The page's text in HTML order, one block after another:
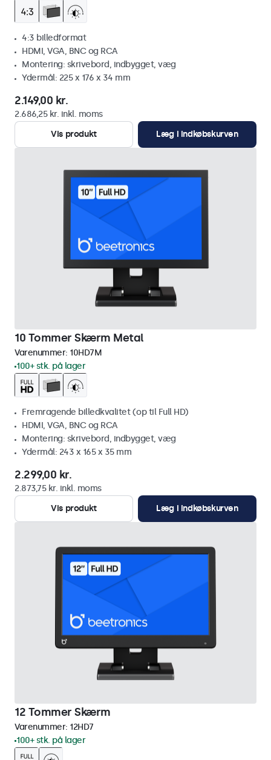
4:3 billedformat
HDMI, VGA, BNC og RCA
Montering: skrivebord, indbygget, væg
Ydermål: 225 x 176 x 34 mm
2.149,00 kr.
2.686,25 kr. inkl. moms
Vis produkt
Læg i indkøbskurven
10 Tommer Skærm Metal
Varenummer: 10HD7M
100+ stk. på lager
Fremragende billedkvalitet (op til Full HD)
HDMI, VGA, BNC og RCA
Montering: skrivebord, indbygget, væg
Ydermål: 243 x 165 x 35 mm
2.299,00 kr.
2.873,75 kr. inkl. moms
Vis produkt
Læg i indkøbskurven
12 Tommer Skærm
Varenummer: 12HD7
100+ stk. på lager